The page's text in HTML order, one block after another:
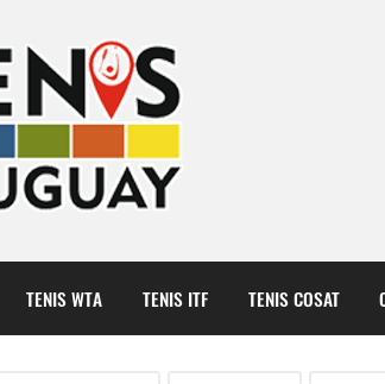
TENIS WTA TENIS ITF TENIS COSAT